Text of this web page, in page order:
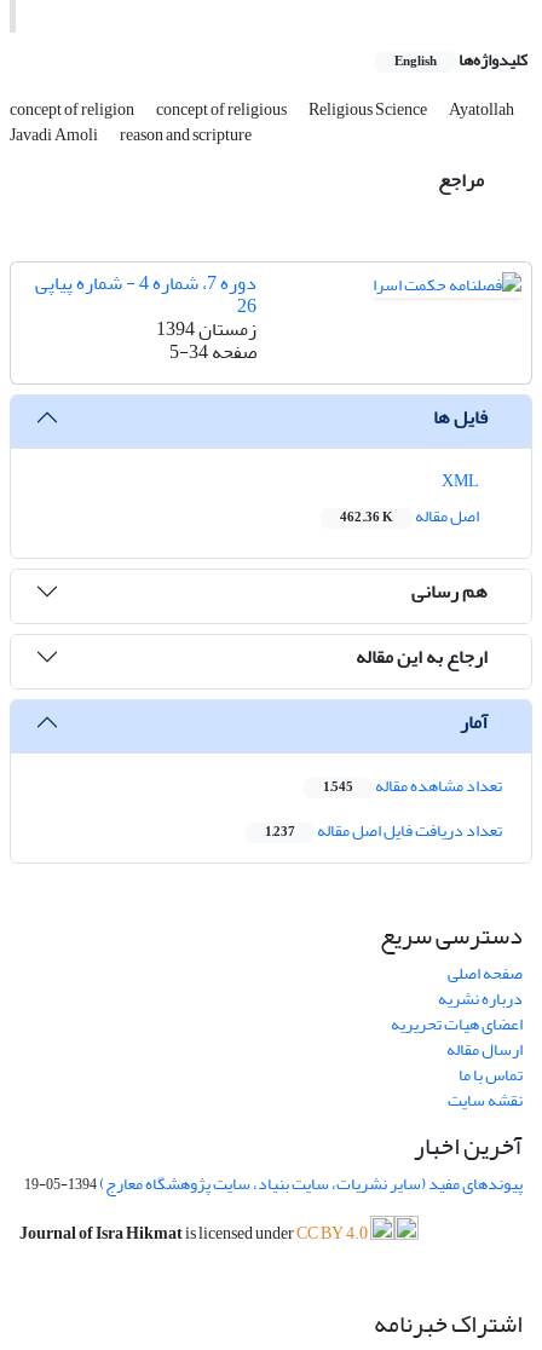
کلیدواژه‌ها English
concept of religion concept of religious Religious Science Ayatollah
Javadi Amoli reason and scripture
مراجع
دوره 7، شماره 4 - شماره پیاپی
26
زمستان 1394
صفحه5-34
فایل ها
اصل مقاله
462.36 K
هم رسانی
ارجاع به این مقاله
آمار
تعداد مشاهده مقاله 1,545
تعداد دریافت فایل اصل مقاله 1,237
دسترسی سریع
صفحه اصلی
درباره نشریه
اعضای هیات تحریریه
ارسال مقاله
تماس با ما
نقشه سایت
آخرین اخبار
پیوندهای مفید (سایر نشریات، سایت بنیاد، سایت پژوهشگاه معارج)1394-05-19
Journal of Isra Hikmatis licensed underCC BY 4.0
اشتراک خبرنامه